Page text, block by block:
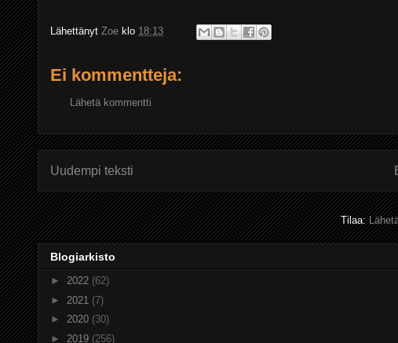
Lähettänyt Zoe klo 18:13
Ei kommentteja:
Lähetä kommentti
Uudempi teksti
Tilaa:
Blogiarkisto
► 2022 (62)
► 2021 (7)
► 2020 (30)
► 2019 (256)